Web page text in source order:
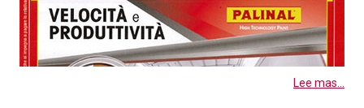
Lee mas...